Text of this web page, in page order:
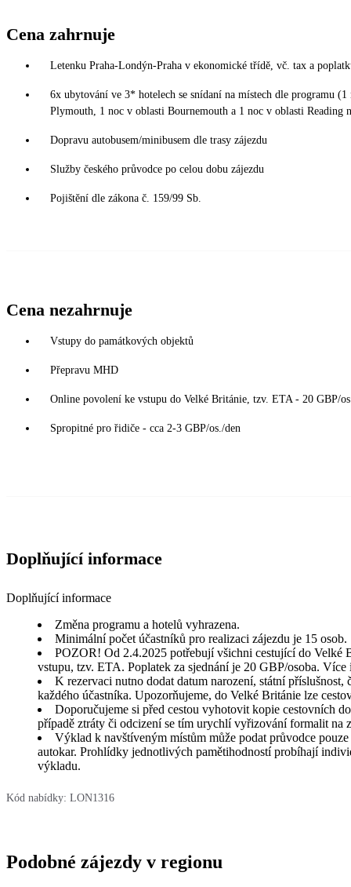
Cena zahrnuje
Letenku Praha-Londýn-Praha v ekonomické třídě, vč. tax a
6x ubytování ve 3* hotelech se snídaní na místech dle programu
Plymouth, 1 noc v oblasti Bournemouth a 1 noc v oblasti Reading
Dopravu autobusem/minibusem dle trasy zájezdu
Služby českého průvodce po celou dobu zájezdu
Pojištění dle zákona č. 159/99 Sb.
Cena nezahrnuje
Vstupy do památkových objektů
Přepravu MHD
Online povolení ke vstupu do Velké Británie, tzv. ETA - 20 GBP/
Spropitné pro řidiče - cca 2-3 GBP/os./den
Doplňující informace
Doplňující informace
Změna programu a hotelů vyhrazena.
Minimální počet účastníků pro realizaci zájezdu je 15 osob.
POZOR! Od 2.4.2025 potřebují všichni cestující do Velké
vstupu, tzv. ETA. Poplatek za sjednání je 20 GBP/osoba.
K rezervaci nutno dodat datum narození, státní příslušnost,
každého účastníka. Upozorňujeme, do Velké Británie lze
Doporučujeme si před cestou vyhotovit kopie cestovních
případě ztráty či odcizení se tím urychlí vyřizování formalit na
Výklad k navštíveným místům může podat průvodce
autokar. Prohlídky jednotlivých pamětihodností probíhají
výkladu.
Kód nabídky: LON1316
Podobné zájezdy v regionu